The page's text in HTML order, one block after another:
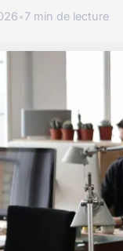
•7 min de lecture